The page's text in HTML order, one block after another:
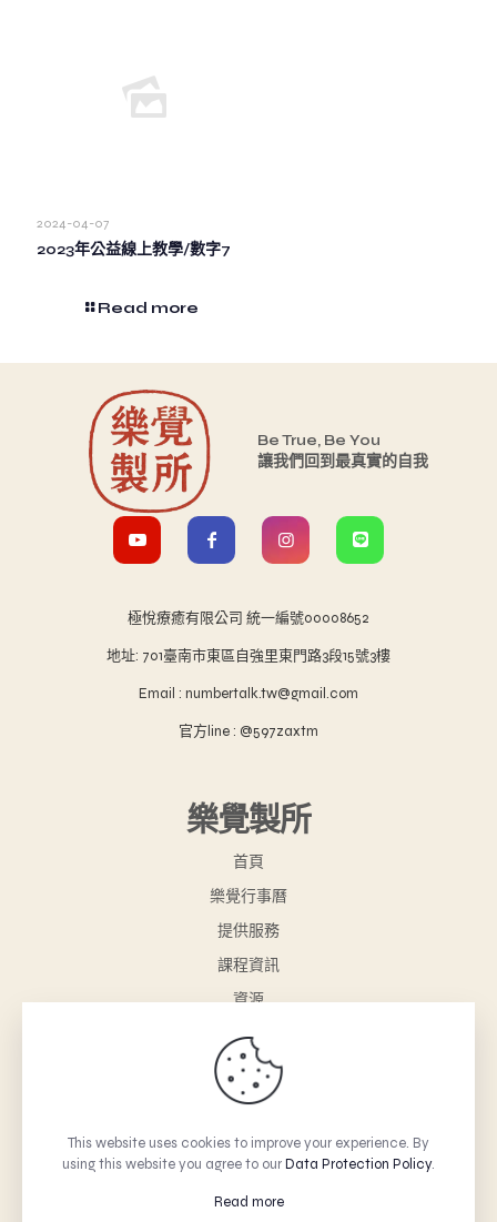
2024-04-07
2023年公益線上教學/數字7
Read more
Be True, Be You
讓我們回到最真實的自我
極悅療癒有限公司 統一編號00008652
地址: 701臺南市東區自強里東門路3段15號3樓
Email : numbertalk.tw@gmail.com
官方line : @597zaxtm
樂覺製所
首頁
樂覺行事曆
提供服務
課程資訊
資源
樂覺小舖
聯絡我們
購物車
This website uses cookies to improve your experience. By
using this website you agree to ourData Protection Policy.
Read more